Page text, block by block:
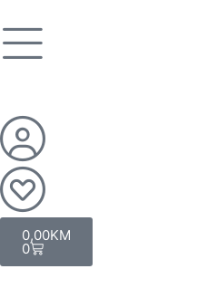
0,00KM
0